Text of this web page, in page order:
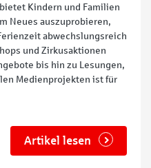
Kindern und Familien
Neues auszuprobieren,
abwechslungsreich
und Zirkusaktionen
bis hin zu Lesungen,
Medienprojekten ist für
Artikel lesen